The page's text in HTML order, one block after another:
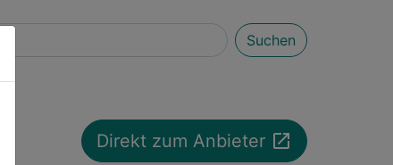
Suchen
Direkt zum Anbieter launch